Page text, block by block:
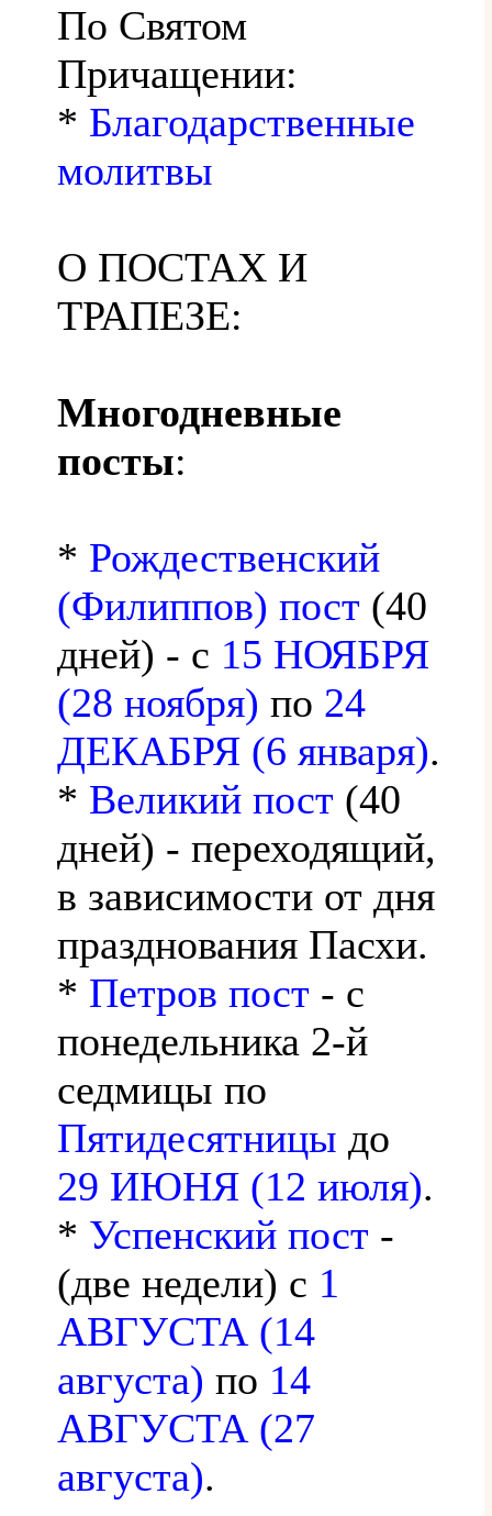
По Святом
Причащении:
* Благодарственные
молитвы
О ПОСТАХ И
ТРАПЕЗЕ:
Многодневные
посты:
* Рождественский
(Филиппов) пост (40
дней) - с 15 НОЯБРЯ
(28 ноября) по 24
ДЕКАБРЯ (6 января).
* Великий пост (40
дней) - переходящий,
в зависимости от дня
празднования Пасхи.
* Петров пост - с
понедельника 2-й
седмицы по
Пятидесятницы до
29 ИЮНЯ (12 июля).
* Успенский пост -
(две недели) с 1
АВГУСТА (14
августа) по 14
АВГУСТА (27
августа).